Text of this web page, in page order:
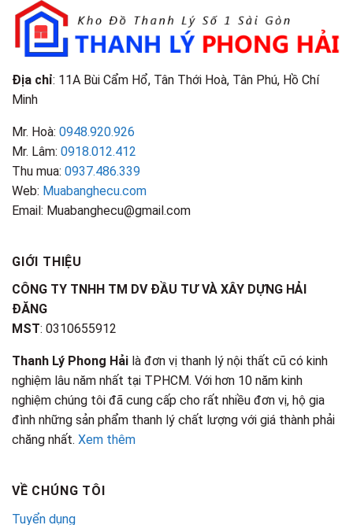
Điểm
Nhận
Biết
Địa chỉ: 11A Bùi Cẩm Hổ, Tân Thới Hoà, Tân Phú, Hồ Chí
Minh
Mr. Hoà: 0948.920.926
Mr. Lâm: 0918.012.412
Thu mua: 0937.486.339
Web: Muabanghecu.com
Email: Muabanghecu@gmail.com
GIỚI THIỆU
CÔNG TY TNHH TM DV ĐẦU TƯ VÀ XÂY DỰNG HẢI
ĐĂNG
MST: 0310655912
Thanh Lý Phong Hải là đơn vị thanh lý nội thất cũ có kinh
nghiệm lâu năm nhất tại TPHCM. Với hơn 10 năm kinh
nghiệm chúng tôi đã cung cấp cho rất nhiều đơn vị, hộ gia
đình những sản phẩm thanh lý chất lượng với giá thành phải
chăng nhất. Xem thêm
VỀ CHÚNG TÔI
Tuyển dụng